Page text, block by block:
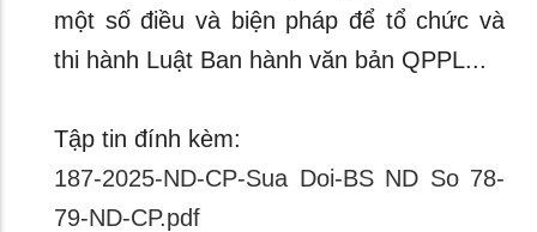
một số điều và biện pháp để tổ chức và
thi hành Luật Ban hành văn bản QPPL...
Tập tin đính kèm:
187-2025-ND-CP-Sua Doi-BS ND So 78-
79-ND-CP.pdf